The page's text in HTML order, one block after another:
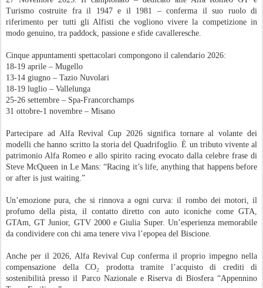
Turismo costruite fra il 1947 e il 1981 – conferma il suo ruolo di
riferimento per tutti gli Alfisti che vogliono vivere la competizione in
modo genuino, tra paddock, passione e sfide cavalleresche.
Cinque appuntamenti spettacolari compongono il calendario 2026:
18-19 aprile – Mugello
13-14 giugno – Tazio Nuvolari
18-19 luglio – Vallelunga
25-26 settembre – Spa-Francorchamps
31 ottobre-1 novembre – Misano
Partecipare ad Alfa Revival Cup 2026 significa tornare al volante dei
modelli che hanno scritto la storia del Quadrifoglio. È un tributo vivente al
patrimonio Alfa Romeo e allo spirito racing evocato dalla celebre frase di
Steve McQueen in Le Mans: “Racing it’s life, anything that happens before
or after is just waiting.”
Un’emozione pura, che si rinnova a ogni curva: il rombo dei motori, il
profumo della pista, il contatto diretto con auto iconiche come GTA,
GTAm, GT Junior, GTV 2000 e Giulia Super. Un’esperienza memorabile
da condividere con chi ama tenere viva l’epopea del Biscione.
Anche per il 2026, Alfa Revival Cup conferma il proprio impegno nella
compensazione della CO₂ prodotta tramite l’acquisto di crediti di
sostenibilità presso il Parco Nazionale e Riserva di Biosfera “Appennino